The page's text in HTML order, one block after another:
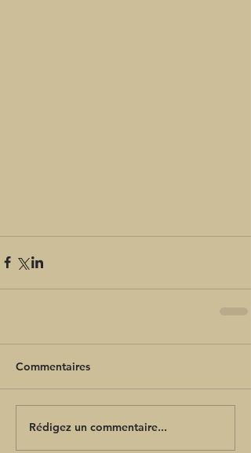
Commentaires
Rédigez un commentaire...